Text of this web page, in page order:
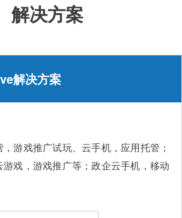
解决方案
解决方案
游戏推广试玩、云手机，应用托管；
戏，游戏推广等；政企云手机，移动